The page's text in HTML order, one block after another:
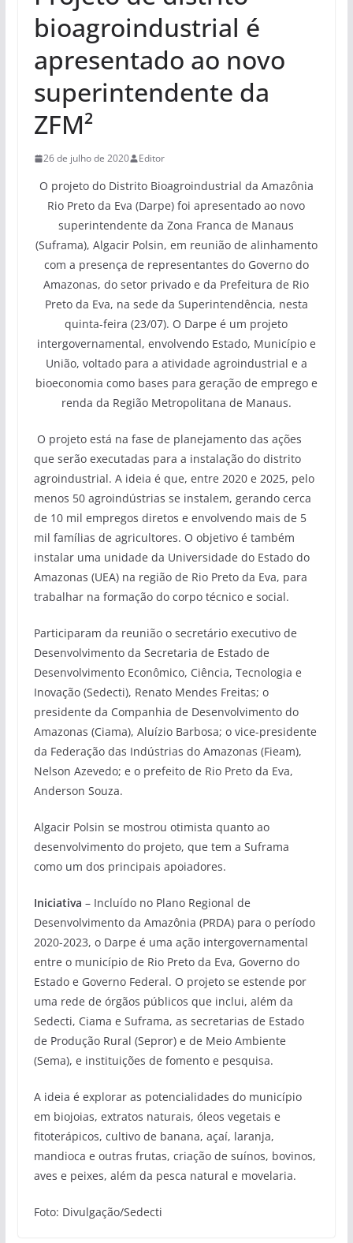
bioagroindustrial é
apresentado ao novo
superintendente da
ZFM²
26 de julho de 2020 Editor
O projeto do Distrito Bioagroindustrial da Amazônia
Rio Preto da Eva (Darpe) foi apresentado ao novo
superintendente da Zona Franca de Manaus
(Suframa), Algacir Polsin, em reunião de alinhamento
com a presença de representantes do Governo do
Amazonas, do setor privado e da Prefeitura de Rio
Preto da Eva, na sede da Superintendência, nesta
quinta-feira (23/07). O Darpe é um projeto
intergovernamental, envolvendo Estado, Município e
União, voltado para a atividade agroindustrial e a
bioeconomia como bases para geração de emprego e
renda da Região Metropolitana de Manaus.
O projeto está na fase de planejamento das ações
que serão executadas para a instalação do distrito
agroindustrial. A ideia é que, entre 2020 e 2025, pelo
menos 50 agroindústrias se instalem, gerando cerca
de 10 mil empregos diretos e envolvendo mais de 5
mil famílias de agricultores. O objetivo é também
instalar uma unidade da Universidade do Estado do
Amazonas (UEA) na região de Rio Preto da Eva, para
trabalhar na formação do corpo técnico e social.
Participaram da reunião o secretário executivo de
Desenvolvimento da Secretaria de Estado de
Desenvolvimento Econômico, Ciência, Tecnologia e
Inovação (Sedecti), Renato Mendes Freitas; o
presidente da Companhia de Desenvolvimento do
Amazonas (Ciama), Aluízio Barbosa; o vice-presidente
da Federação das Indústrias do Amazonas (Fieam),
Nelson Azevedo; e o prefeito de Rio Preto da Eva,
Anderson Souza.
Algacir Polsin se mostrou otimista quanto ao
desenvolvimento do projeto, que tem a Suframa
como um dos principais apoiadores.
Iniciativa – Incluído no Plano Regional de
Desenvolvimento da Amazônia (PRDA) para o período
2020-2023, o Darpe é uma ação intergovernamental
entre o município de Rio Preto da Eva, Governo do
Estado e Governo Federal. O projeto se estende por
uma rede de órgãos públicos que inclui, além da
Sedecti, Ciama e Suframa, as secretarias de Estado
de Produção Rural (Sepror) e de Meio Ambiente
(Sema), e instituições de fomento e pesquisa.
A ideia é explorar as potencialidades do município
em biojoias, extratos naturais, óleos vegetais e
fitoterápicos, cultivo de banana, açaí, laranja,
mandioca e outras frutas, criação de suínos, bovinos,
aves e peixes, além da pesca natural e movelaria.
Foto: Divulgação/Sedecti